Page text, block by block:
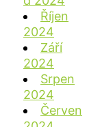
Říjen
2024
Září
2024
Srpen
2024
Červen